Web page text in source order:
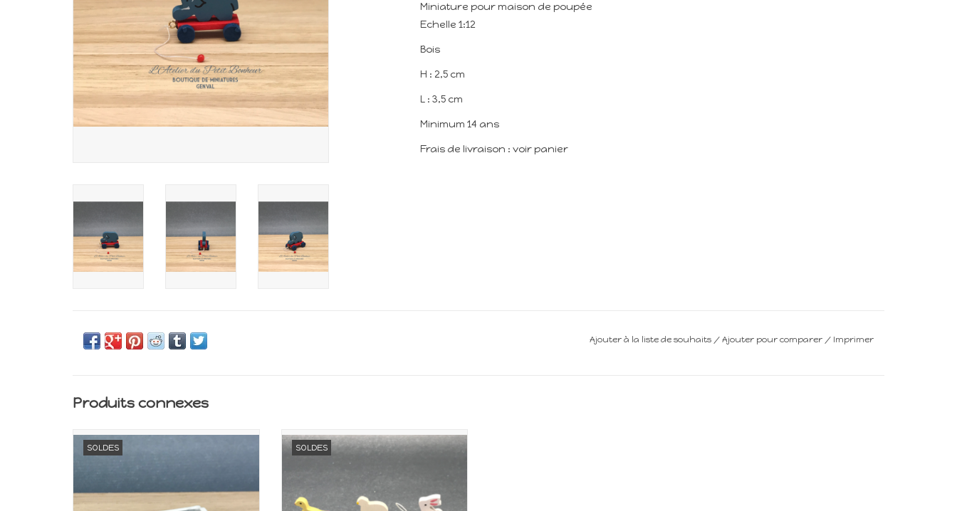
Miniature pour maison de poupée
Echelle 1:12
Bois
H : 2,5 cm
L : 3,5 cm
Minimum 14 ans
Frais de livraison : voir panier
Ajouter à la liste de souhaits / Ajouter pour comparer / Imprimer
Produits connexes
SOLDES
Miniature pour maison de poupée
SOLDES
Miniature pour maison de poupée
Echelle 1:12